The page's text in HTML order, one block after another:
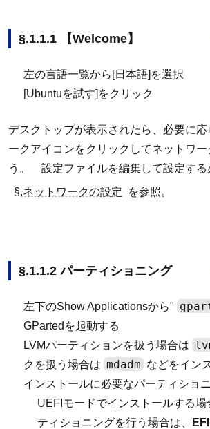
【Welcome】
左の言語一覧から[日本語]を選択
[Ubuntuを試す]をクリック
デスクトップが表示されたら、必要に
ークアイコンをクリックしてネットワ
う。 設定ファイルを編集して設定する
§.ネットワークの設定
を参照。
パーティショニング
左下のShow Applicationsから"
GPartedを起動する
LVMパーティションを扱う場合は
クを扱う場合は mdadm などをイン
インストールに必要なパーティショ
UEFIモードでインストールする
ティショニングを行う場合は、